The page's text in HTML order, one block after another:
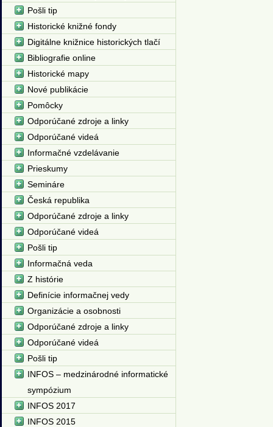
Pošli tip
Historické knižné fondy
Digitálne knižnice historických tlačí
Bibliografie online
Historické mapy
Nové publikácie
Pomôcky
Odporúčané zdroje a linky
Odporúčané videá
Informačné vzdelávanie
Prieskumy
Semináre
Česká republika
Odporúčané zdroje a linky
Odporúčané videá
Pošli tip
Informačná veda
Z histórie
Definície informačnej vedy
Organizácie a osobnosti
Odporúčané zdroje a linky
Odporúčané videá
Pošli tip
INFOS – medzinárodné informatické
sympózium
INFOS 2017
INFOS 2015